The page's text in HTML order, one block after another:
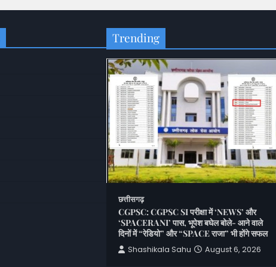
Trending
छत्तीसगढ़
CGPSC: CGPSC SI परीक्षा में ‘NEWS’ और
‘SPACERANI’ पास, भूपेश बघेल बोले- आने वाले
दिनों में “रेडियो” और “SPACE राजा” भी होंगे सफल
Shashikala Sahu August 6, 2026